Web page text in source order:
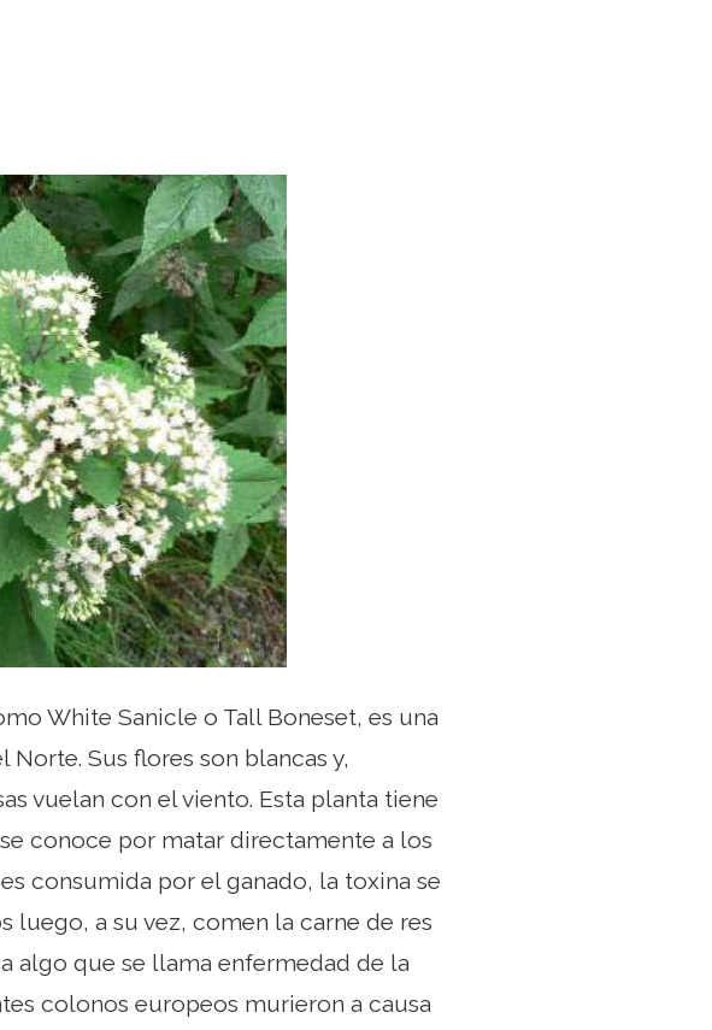
White Sanicle o Tall Boneset, es una
Sus flores son blancas y,
vuelan con el viento. Esta planta tiene
conoce por matar directamente a los
consumida por el ganado, la toxina se
luego, a su vez, comen la carne de res
algo que se llama enfermedad de la
colonos europeos murieron a causa